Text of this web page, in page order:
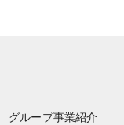
グループ事業紹介